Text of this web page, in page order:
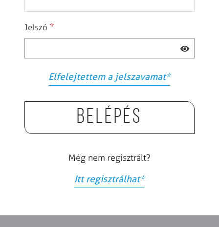
Jelszó *
Elfelejtettem a jelszavamat*
Belépés
Még nem regisztrált?
Itt regisztrálhat*